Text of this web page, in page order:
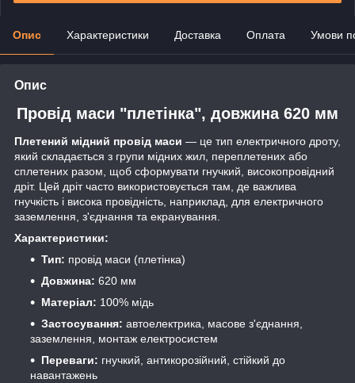
Опис Характеристики Доставка Оплата Умови
Опис
Провід маси "плетінка", довжина 620 мм
Плетений мідний провід маси — це тип електричного дроту,
який складається з групи мідних жил, переплетених або
сплетених разом, щоб сформувати гнучкий, високопровідний
дріт. Цей дріт часто використовується там, де важлива
гнучкість і висока провідність, наприклад, для електричного
заземлення, з'єднання та екранування.
Характеристики:
Тип: провід маси (плетінка)
Довжина: 620 мм
Матеріал: 100% мідь
Застосування: автоелектрика, масове з'єднання,
заземлення, монтаж електросистем
Переваги: гнучкий, антикорозійний, стійкий до
навантажень